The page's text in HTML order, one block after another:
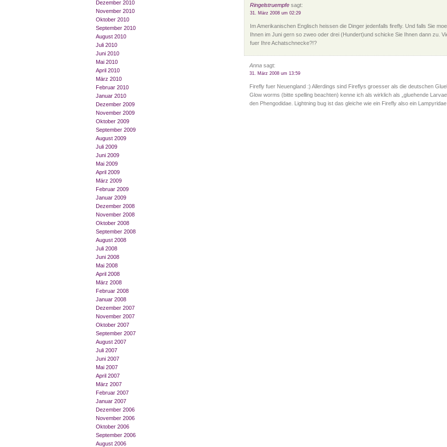
Dezember 2010
November 2010
Oktober 2010
September 2010
August 2010
Juli 2010
Juni 2010
Mai 2010
April 2010
März 2010
Februar 2010
Januar 2010
Dezember 2009
November 2009
Oktober 2009
September 2009
August 2009
Juli 2009
Juni 2009
Mai 2009
April 2009
März 2009
Februar 2009
Januar 2009
Dezember 2008
November 2008
Oktober 2008
September 2008
August 2008
Juli 2008
Juni 2008
Mai 2008
April 2008
März 2008
Februar 2008
Januar 2008
Dezember 2007
November 2007
Oktober 2007
September 2007
August 2007
Juli 2007
Juni 2007
Mai 2007
April 2007
März 2007
Februar 2007
Januar 2007
Dezember 2006
November 2006
Oktober 2006
September 2006
August 2006
Ringelstruempfesagt:
31. März 2008 um 02:29
Im Amerikanischen Englisch heissen die Dinger jedenfalls firefly. Und falls Sie
Ihnen im Juni gern so zweo oder drei (Hundert)und schicke Sie Ihnen dann zu.
fuer Ihre Achatschnecke?!?
Annasagt:
31. März 2008 um 13:59
Firefly fuer Neuengland :) Allerdings sind Fireflys groesser als die deutschen
Glow worms (bitte spelling beachten) kenne ich als wirklich als „gluehende
den Phengodidae. Lightning bug ist das gleiche wie ein Firefly also ein